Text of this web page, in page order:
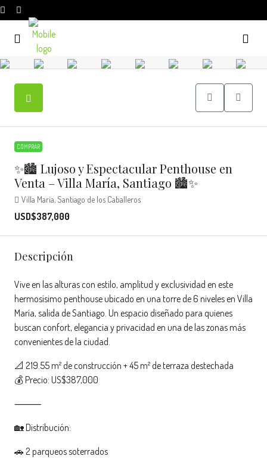
COMPRAR
✨🏙️ Lujoso y Espectacular Penthouse en
Venta – Villa María, Santiago 🏙️✨
Villa María, Santiago de los Caballeros
USD$387,000
Descripción
Vive en las alturas con estilo, amplitud y exclusividad en este
hermosísimo penthouse ubicado en una torre de 6 niveles en Villa
María, salida de Santiago. Un espacio diseñado para quienes
buscan confort, elegancia y privacidad en una de las zonas más
convenientes de la ciudad.
📐 219.55 m² de construcción + 45 m² de terraza destechada
💰 Precio: US$387,000
⸻
🏡 Distribución:
🚗 2 parqueos soterrados